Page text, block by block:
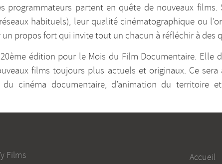
programmateurs partent en quête de nouveaux films.
habituels), leur qualité cinématographique ou
propos fort qui invite tout un chacun à réfléchir à des
20ème édition pour le Mois du Film Documentaire. Elle
films toujours plus actuels et originaux. Ce sera
cinéma documentaire, d’animation du territoire
Films
Accueil